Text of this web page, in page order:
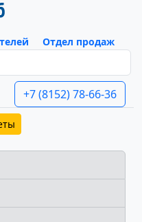
Отдел продаж
+7 (8152) 78-66-36